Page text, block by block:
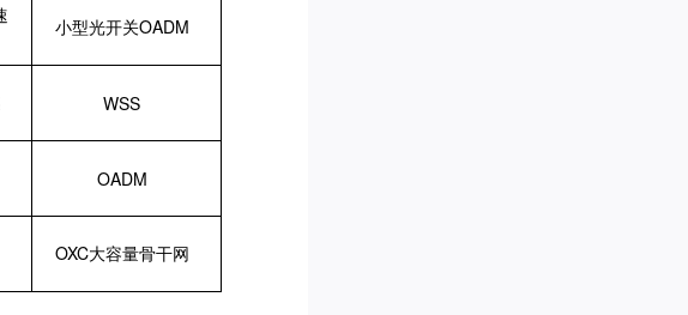
小型光开关OADM
WSS
OADM
OXC大容量骨干网